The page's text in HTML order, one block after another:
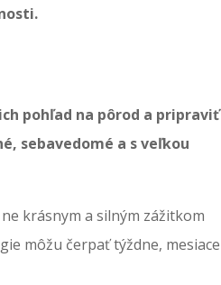
pohľad na pôrod a pripraviť
sebavedomé a s veľkou
krásnym a silným zážitkom
môžu čerpať týždne, mesiace